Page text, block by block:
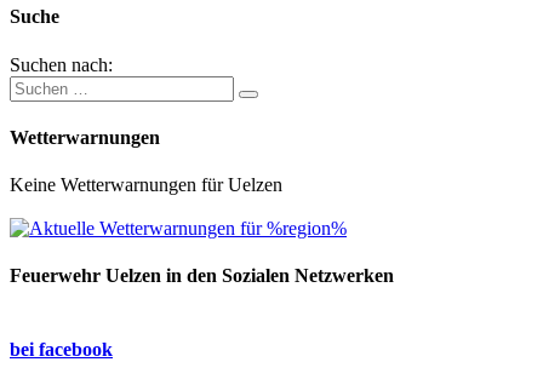
Suche
Suchen nach:
Wetterwarnungen
Keine Wetterwarnungen für Uelzen
Feuerwehr Uelzen in den Sozialen Netzwerken
bei facebook